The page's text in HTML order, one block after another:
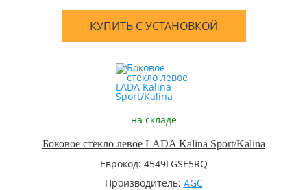
КУПИТЬ С УСТАНОВКОЙ
на складе
Боковое стекло левое LADA Kalina Sport/Kalina
Еврокод: 4549LGSE5RQ
Производитель: AGC